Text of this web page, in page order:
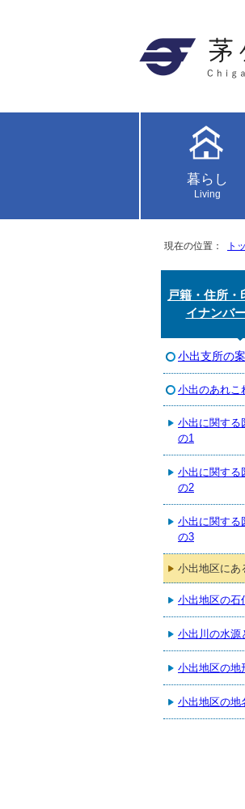
暮らし
Living
現在の位置： ト
戸籍・住所
イナンバ
小出支所の
小出のあれこ
小出に関する
の1
小出に関する
の2
小出に関する
の3
小出地区にあ
小出地区の石
小出川の水源
小出地区の地
小出地区の地